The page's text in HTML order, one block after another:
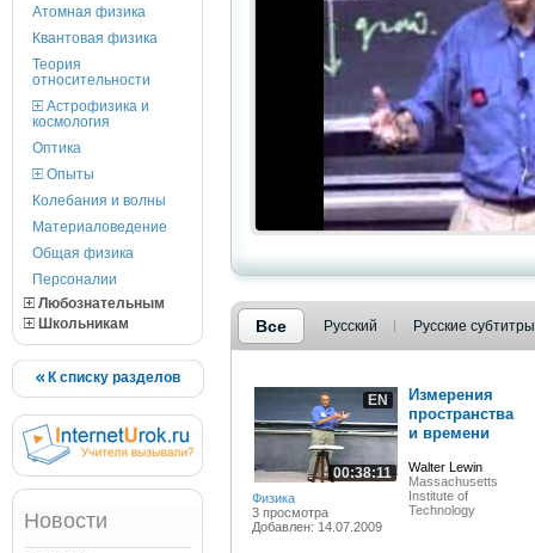
Атомная физика
Квантовая физика
Теория
относительности
Астрофизика и
космология
Оптика
Опыты
Колебания и волны
Материаловедение
Общая физика
Персоналии
Любознательным
Школьникам
К списку разделов
Новости
Все Русский Русские субтитры
EN
00:38:11
Физика
3 просмотра
Добавлен: 14.07.2009
Измерения
пространства
и времени
Walter Lewin
Massachusetts
Institute of
Technology